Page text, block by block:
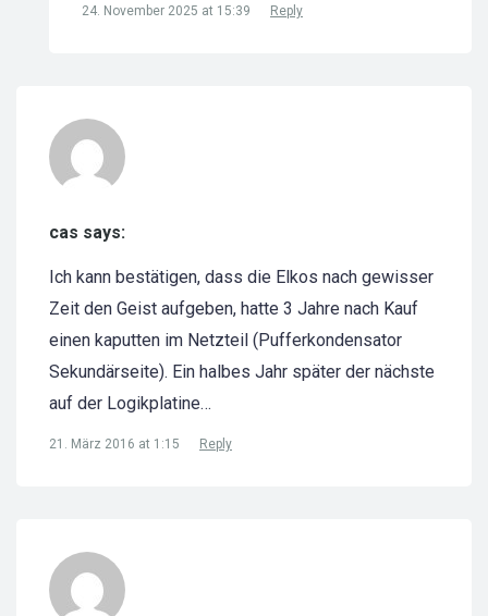
24. November 2025 at 15:39 Reply
cas says:
Ich kann bestätigen, dass die Elkos nach gewisser
Zeit den Geist aufgeben, hatte 3 Jahre nach Kauf
einen kaputten im Netzteil (Pufferkondensator
Sekundärseite). Ein halbes Jahr später der nächste
auf der Logikplatine…
21. März 2016 at 1:15 Reply